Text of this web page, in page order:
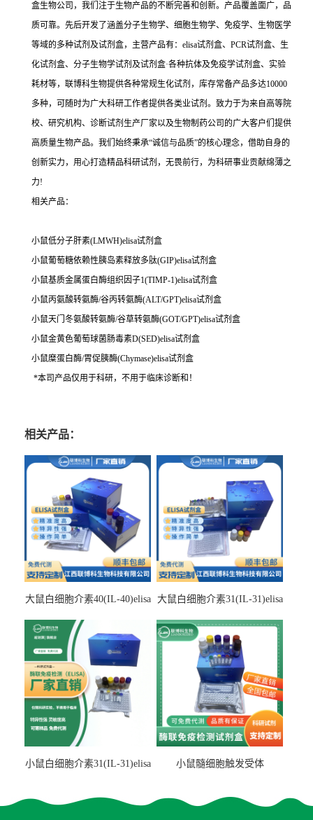
盒生物公司，我们注于生物产品的不断完善和创新。产品覆盖面广，品
质可靠。先后开发了涵盖分子生物学、细胞生物学、免疫学、生物医学
等域的多种试剂及试剂盒，主营产品有：elisa试剂盒、PCR试剂盒、生
化试剂盒、分子生物学试剂及试剂盒·各种抗体及免疫学试剂盒、实验
耗材等，联博科生物提供各种常规生化试剂，库存常备产品多达10000
多种，可随时为广大科研工作者提供各类业试剂。致力于为来自高等院
校、研究机构、诊断试剂生产厂家以及生物制药公司的广大客户们提供
高质量生物产品。我们始终秉承“诚信与品质”的核心理念，借助自身的
创新实力，用心打造精品科研试剂，无畏前行，为科研事业贡献绵薄之
力!
相关产品：
小鼠低分子肝素(LMWH)elisa试剂盒
小鼠葡萄糖依赖性胰岛素释放多肽(GIP)elisa试剂盒
小鼠基质金属蛋白酶组织因子1(TIMP-1)elisa试剂盒
小鼠丙氨酸转氨酶/谷丙转氨酶(ALT/GPT)elisa试剂盒
小鼠天门冬氨酸转氨酶/谷草转氨酶(GOT/GPT)elisa试剂盒
小鼠金黄色葡萄球菌肠毒素D(SED)elisa试剂盒
小鼠糜蛋白酶/胃促胰酶(Chymase)elisa试剂盒
*本司产品仅用于科研，不用于临床诊断和！
相关产品：
大鼠白细胞介素40(IL-40)elisa
大鼠白细胞介素31(IL-31)elisa
小鼠白细胞介素31(IL-31)elisa
小鼠髓细胞触发受体